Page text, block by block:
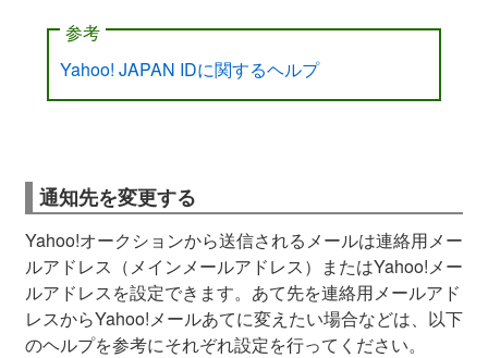
参考
Yahoo! JAPAN IDに関するヘルプ
通知先を変更する
Yahoo!オークションから送信されるメールは連絡用メー
ルアドレス（メインメールアドレス）またはYahoo!メー
ルアドレスを設定できます。あて先を連絡用メールアド
レスからYahoo!メールあてに変えたい場合などは、以下
のヘルプを参考にそれぞれ設定を行ってください。